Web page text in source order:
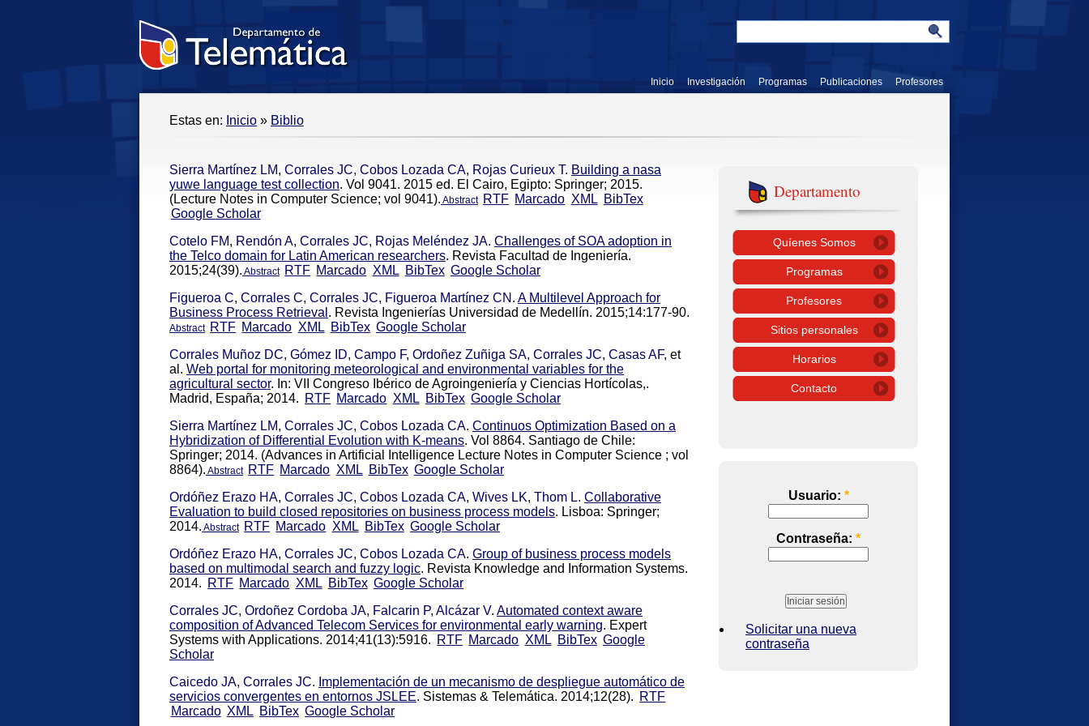
Inicio Investigación Programas Publicaciones Profesores
Estas en: Inicio » Biblio
Sierra Martínez LM, Corrales JC, Cobos Lozada CA, Rojas Curieux T. Building a nasa
yuwe language test collection. Vol 9041. 2015 ed. El Cairo, Egipto: Springer; 2015.
(Lecture Notes in Computer Science; vol 9041). Abstract RTF Marcado XML BibTex
Google Scholar
Cotelo FM, Rendón A, Corrales JC, Rojas Meléndez JA. Challenges of SOA adoption in
the Telco domain for Latin American researchers. Revista Facultad de Ingeniería.
2015;24(39). Abstract RTF Marcado XML BibTex Google Scholar
Figueroa C, Corrales C, Corrales JC, Figueroa Martínez CN . A Multilevel Approach for
Business Process Retrieval . Revista Ingenierías Universidad de Medellín. 2015;14:177-90.
Abstract RTF Marcado XML BibTex Google Scholar
Corrales Muñoz DC, Gómez ID, Campo F, Ordoñez Zuñiga SA, Corrales JC, Casas AF, et
al. Web portal for monitoring meteorological and environmental variables for the
agricultural sector. In: VII Congreso Ibérico de Agroingeniería y Ciencias Hortícolas,.
Madrid, España; 2014. RTF Marcado XML BibTex Google Scholar
Sierra Martínez LM, Corrales JC, Cobos Lozada CA. Continuos Optimization Based on a
Hybridization of Differential Evolution with K-means. Vol 8864. Santiago de Chile:
Springer; 2014. (Advances in Artificial Intelligence Lecture Notes in Computer Science ; vol
8864). Abstract RTF Marcado XML BibTex Google Scholar
Ordóñez Erazo HA, Corrales JC, Cobos Lozada CA, Wives LK, Thom L. Collaborative
Evaluation to build closed repositories on business process models. Lisboa: Springer;
2014. Abstract RTF Marcado XML BibTex Google Scholar
Ordóñez Erazo HA, Corrales JC, Cobos Lozada CA. Group of business process models
based on multimodal search and fuzzy logic. Revista Knowledge and Information Systems.
2014. RTF Marcado XML BibTex Google Scholar
Corrales JC, Ordoñez Cordoba JA, Falcarin P, Alcázar V. Automated context aware
composition of Advanced Telecom Services for environmental early warning. Expert
Systems with Applications. 2014;41(13):5916. RTF Marcado XML BibTex Google
Scholar
Caicedo JA, Corrales JC. Implementación de un mecanismo de despliegue automático de
servicios convergentes en entornos JSLEE. Sistemas & Telemática. 2014;12(28). RTF
Marcado XML BibTex Google Scholar
Departamento
Quíenes Somos
Programas
Profesores
Sitios personales
Horarios
Contacto
Usuario: *
Contraseña: *
Solicitar una nueva
contraseña